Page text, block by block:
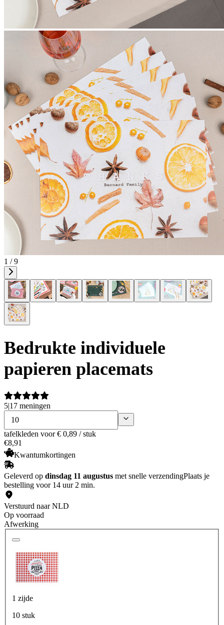
1 / 9
Bedrukte individuele
papieren placemats
5|17 meningen
tafelkleden voor € 0,89 / stuk
€8,91
Kwantumkortingen
Geleverd op dinsdag 11 augustus met snelle verzendingPlaats je
bestelling voor 14 uur 2 min.
Verstuurd naar NLD
Op voorraad
Afwerking
1 zijde
10 stuk